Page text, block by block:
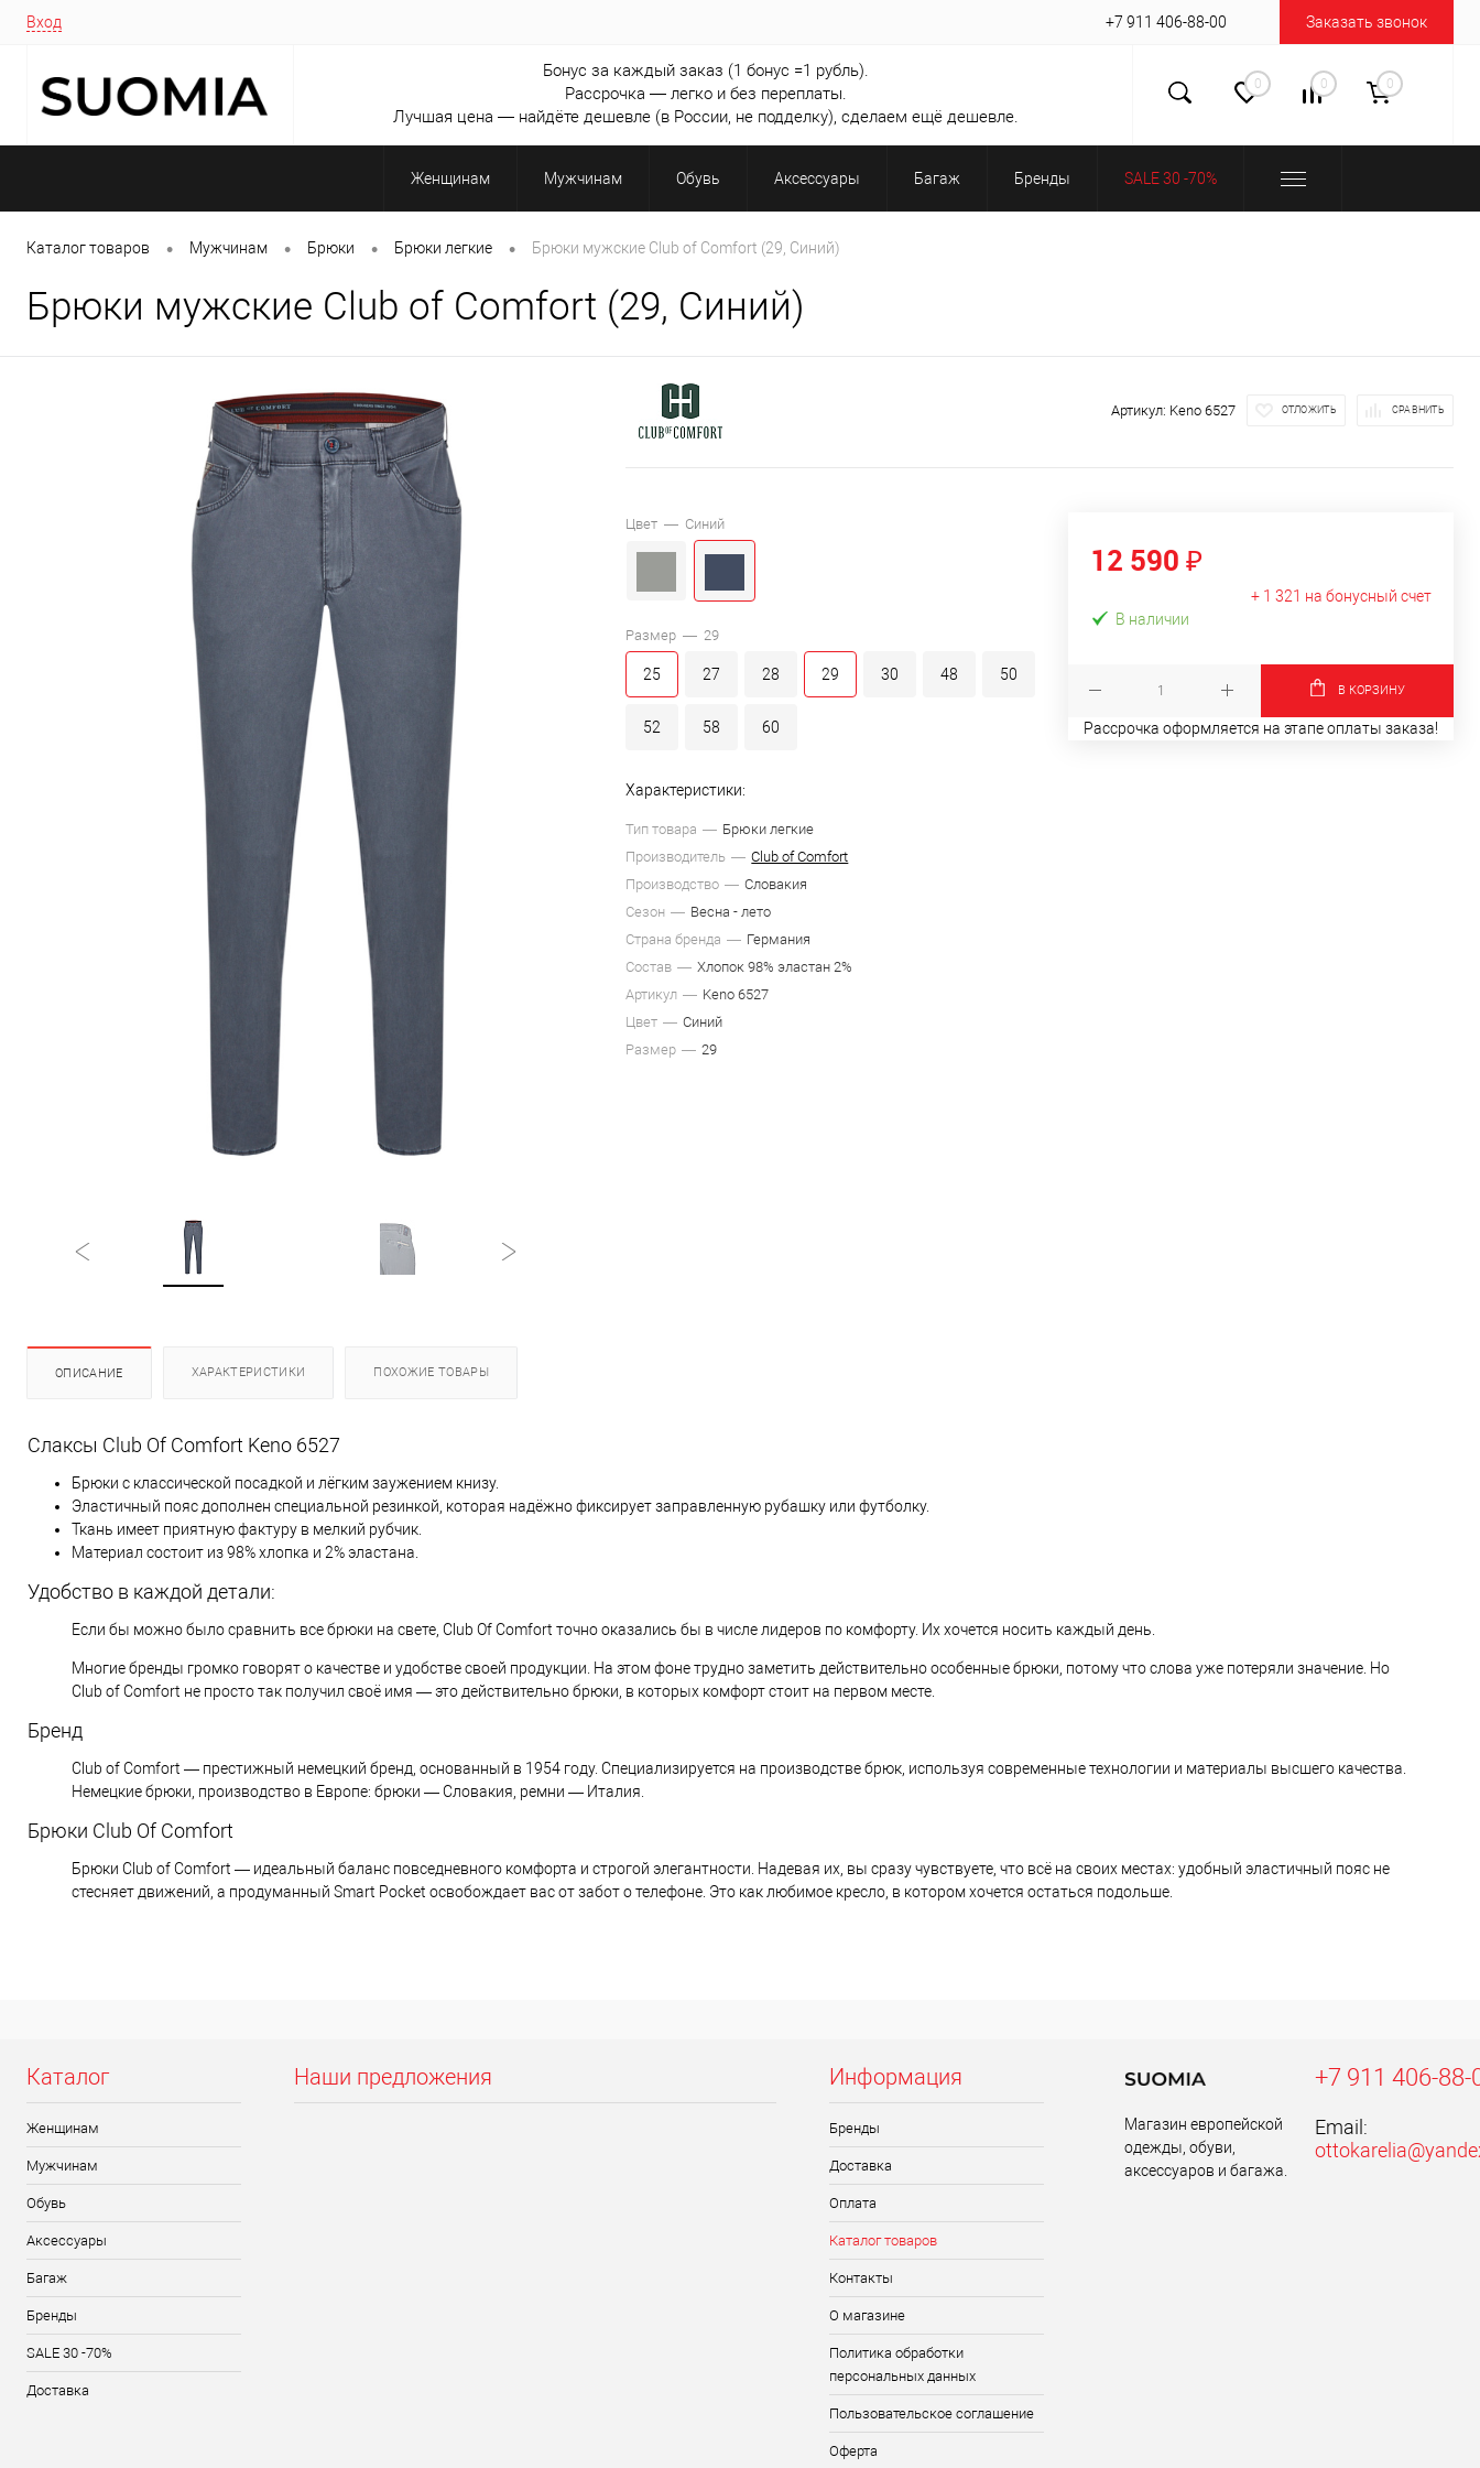
Вход +7 911 406-88-00 Заказать звонок
Бонус за каждый заказ (1 бонус =1 рубль).
Рассрочка — легко и без переплаты.
Лучшая цена — найдёте дешевле (в России, не подделку), сделаем ещё дешевле.
0 0 0
Женщинам Мужчинам Обувь Аксессуары Багаж Бренды SALE 30 -70%
Каталог товаров • Мужчинам • Брюки • Брюки легкие • Брюки мужские Club of Comfort (29, Синий)
Брюки мужские Club of Comfort (29, Синий)
Артикул: Keno 6527 ОТЛОЖИТЬ СРАВНИТЬ
Цвет — Синий
Размер —29
25 27 28 29 30 48 50
52 58 60
Характеристики:
Тип товара
Брюки легкие
Производитель
Club of Comfort
Производство
Словакия
Сезон
Весна - лето
Страна бренда
Германия
Состав
Хлопок 98% эластан 2%
Артикул
Keno 6527
Цвет
Синий
Размер
29
12 590 ₽
+ 1 321 на бонусный счет
В наличии
В КОРЗИНУ
Рассрочка оформляется на этапе оплаты заказа!
ОПИСАНИЕ ХАРАКТЕРИСТИКИ ПОХОЖИЕ ТОВАРЫ
Cлаксы Club Of Comfort Keno 6527
Брюки с классической посадкой и лёгким заужением книзу.
Эластичный пояс дополнен специальной резинкой, которая надёжно фиксирует заправленную рубашку или футболку.
Ткань имеет приятную фактуру в мелкий рубчик.
Материал состоит из 98% хлопка и 2% эластана.
Удобство в каждой детали:
Если бы можно было сравнить все брюки на свете, Club Of Comfort точно оказались бы в числе лидеров по комфорту. Их хочется носить каждый день.
Многие бренды громко говорят о качестве и удобстве своей продукции. На этом фоне трудно заметить действительно особенные брюки, потому что слова уже потеряли значение. Но
Club of Comfort не просто так получил своё имя — это действительно брюки, в которых комфорт стоит на первом месте.
Бренд
Club of Comfort — престижный немецкий бренд, основанный в 1954 году. Специализируется на производстве брюк, используя современные технологии и материалы высшего качества.
Немецкие брюки, производство в Европе: брюки — Словакия, ремни — Италия.
Брюки Club Of Comfort
Брюки Club of Comfort — идеальный баланс повседневного комфорта и строгой элегантности. Надевая их, вы сразу чувствуете, что всё на своих местах: удобный эластичный пояс не
стесняет движений, а продуманный Smart Pocket освобождает вас от забот о телефоне. Это как любимое кресло, в котором хочется остаться подольше.
Каталог
Женщинам
Мужчинам
Обувь
Аксессуары
Багаж
Бренды
SALE 30 -70%
Доставка
Наши предложения Информация
Бренды
Доставка
Оплата
Каталог товаров
Контакты
О магазине
Политика обработки
персональных данных
Пользовательское соглашение
Оферта
Магазин европейской
одежды, обуви,
аксессуаров и багажа.
+7 911 406-88-
Email: